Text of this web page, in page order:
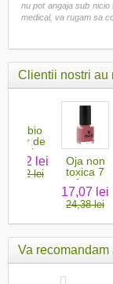
nu pot angaja sub
medical, va rugam sa
Clientii nostri au
Ruj bio
Fleur de
Cerisier
39,92 lei
57,02 lei
Oja non
toxica 7
free
Rose
Patine
17,07 lei
24,38 lei
Va